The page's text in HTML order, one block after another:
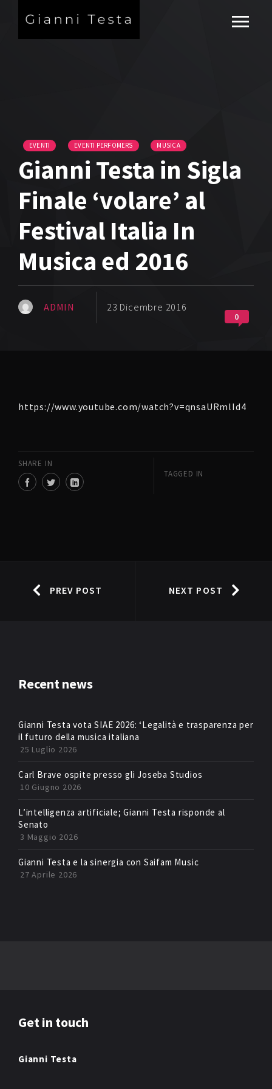
EVENTI EVENTI PERFOMERS MUSICA
Gianni Testa in Sigla
Finale ‘volare’ al
Festival Italia In
Musica ed 2016
ADMIN 23 Dicembre 2016
0
https://www.youtube.com/watch?v=qnsaURmlId4
SHARE IN
TAGGED IN
PREV POST NEXT POST
Recent news
Gianni Testa vota SIAE 2026: ‘Legalità e trasparenza per
il futuro della musica italiana
25 Luglio 2026
Carl Brave ospite presso gli Joseba Studios
10 Giugno 2026
L’intelligenza artificiale; Gianni Testa risponde al
Senato
3 Maggio 2026
Gianni Testa e la sinergia con Saifam Music
27 Aprile 2026
Get in touch
Gianni Testa